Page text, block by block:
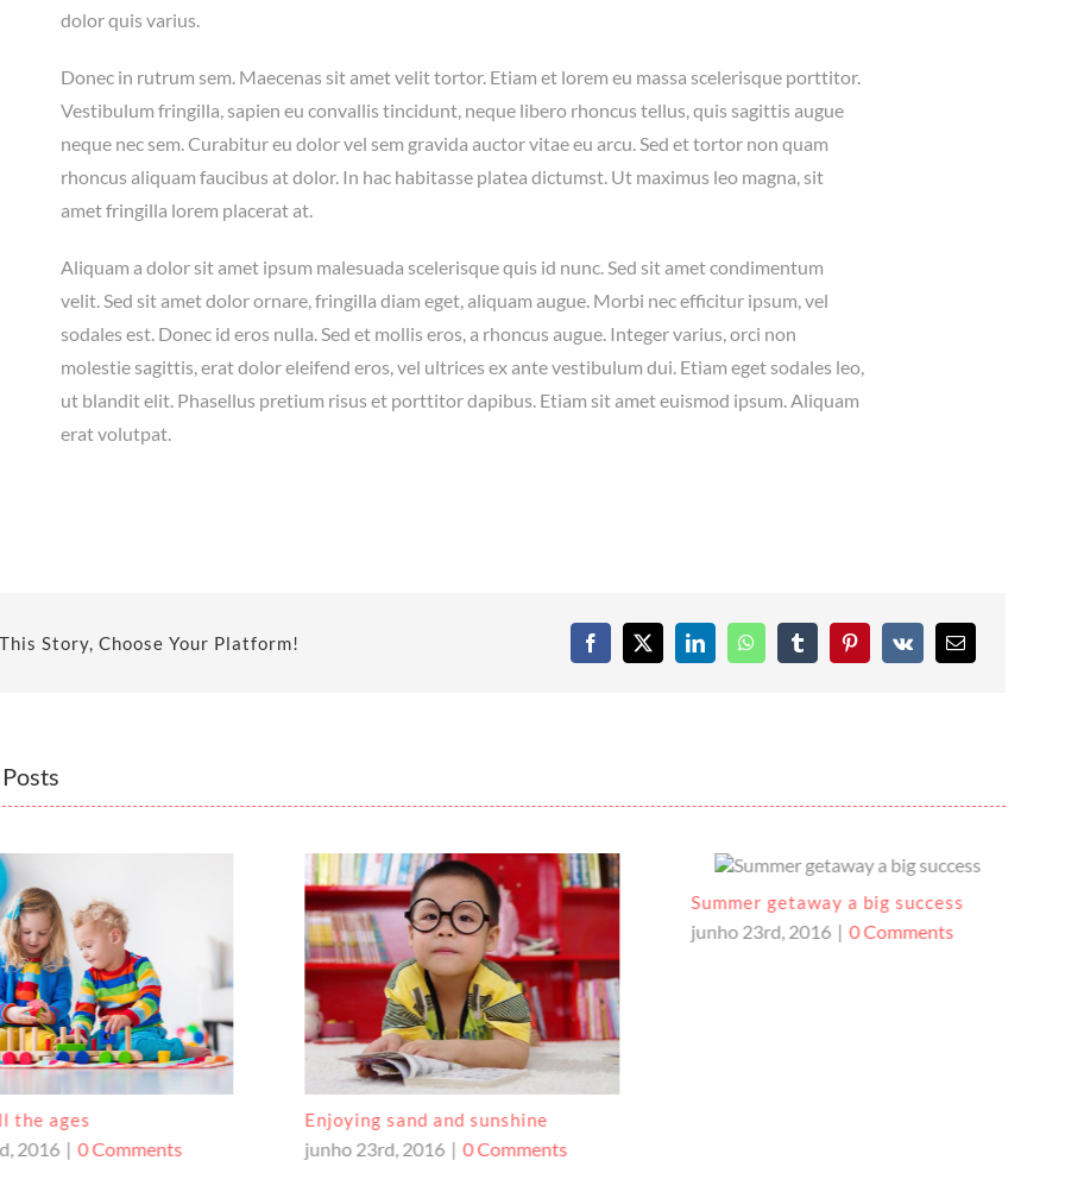
dolor quis varius.
Donec in rutrum sem. Maecenas sit amet velit tortor. Etiam et lorem eu massa scelerisque porttitor.
Vestibulum fringilla, sapien eu convallis tincidunt, neque libero rhoncus tellus, quis sagittis augue
neque nec sem. Curabitur eu dolor vel sem gravida auctor vitae eu arcu. Sed et tortor non quam
rhoncus aliquam faucibus at dolor. In hac habitasse platea dictumst. Ut maximus leo magna, sit
amet fringilla lorem placerat at.
Aliquam a dolor sit amet ipsum malesuada scelerisque quis id nunc. Sed sit amet condimentum
velit. Sed sit amet dolor ornare, fringilla diam eget, aliquam augue. Morbi nec efficitur ipsum, vel
sodales est. Donec id eros nulla. Sed et mollis eros, a rhoncus augue. Integer varius, orci non
molestie sagittis, erat dolor eleifend eros, vel ultrices ex ante vestibulum dui. Etiam eget sodales leo,
ut blandit elit. Phasellus pretium risus et porttitor dapibus. Etiam sit amet euismod ipsum. Aliquam
erat volutpat.
Story, Choose Your Platform!
the ages
2016 | 0 Comments
Enjoying sand and sunshine
junho 23rd, 2016 | 0 Comments
Summer getaway a big success
junho 23rd, 2016 | 0 Comments